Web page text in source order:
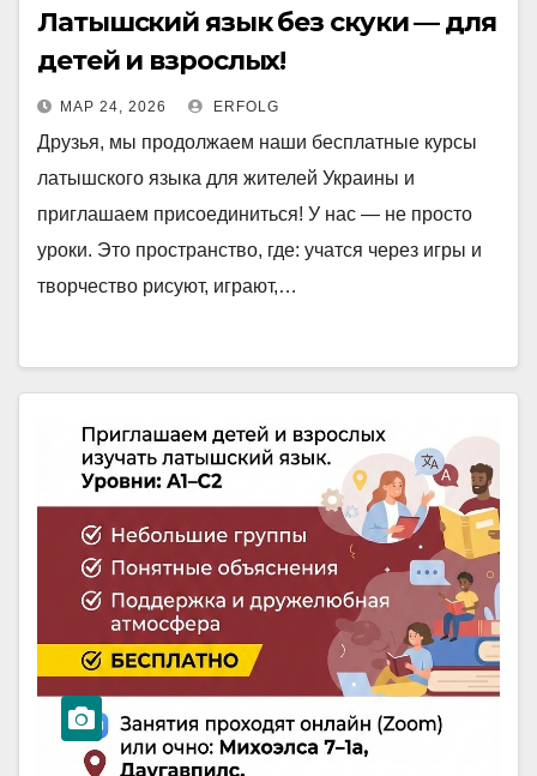
Латышский язык без скуки — для
детей и взрослых!
МАР 24, 2026 ERFOLG
Друзья, мы продолжаем наши бесплатные курсы
латышского языка для жителей Украины и
приглашаем присоединиться! У нас — не просто
уроки. Это пространство, где: учатся через игры и
творчество рисуют, играют,…